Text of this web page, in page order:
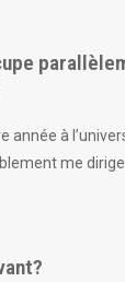
année à
me